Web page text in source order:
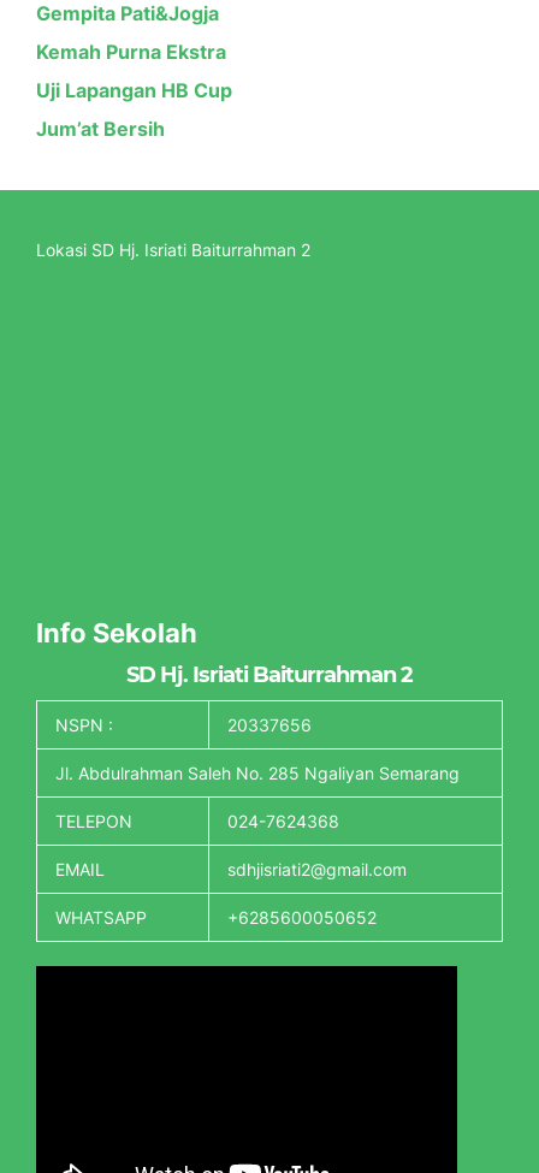
Gempita Pati&Jogja
Kemah Purna Ekstra
Uji Lapangan HB Cup
Jum’at Bersih
Lokasi SD Hj. Isriati Baiturrahman 2
Info Sekolah
SD Hj. Isriati Baiturrahman 2
NSPN : 20337656
Jl. Abdulrahman Saleh No. 285 Ngaliyan Semarang
TELEPON 024-7624368
EMAIL sdhjisriati2@gmail.com
WHATSAPP +6285600050652